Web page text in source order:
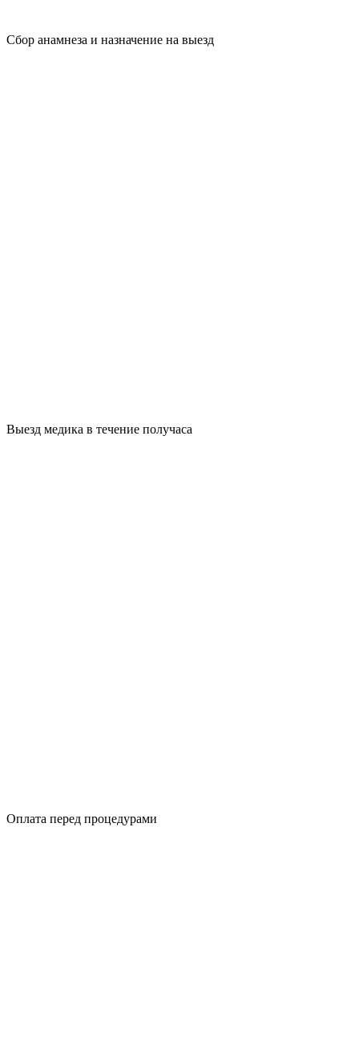
Сбор анамнеза и назначение на выезд
Выезд медика в течение получаса
Оплата перед процедурами